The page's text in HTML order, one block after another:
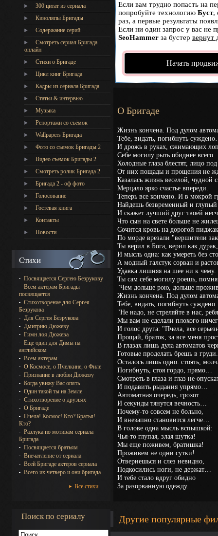
300 цитат из сериала
Киноляпы Бригады
Содержание серий
Смотреть сериал Бригада
онлайн
Стихи о Бригаде
Цикл книг Бригада
Кадры из сериала Бригада
Статьи & интервью
Музыка
Репортажи со съёмок
Wallpapers Бригада
Фото со съемок Бригады 2
Видео съемок Бригады 2
Cмотреть ролик Бригада 2
Бригада 2 - оф фото
Голосование
Гостевая книга
Контакты
Новости
Стихи
Посвящается Сергею Безрукову
Всем актерам Бригады
посвящается
Стихотворение для Сергея
Безрукова
Для Сергея Безрукова
Дмитрию Дюжеву
Гимн лоя Дюжева
Еще один для Димы на
английском
Всем актерам
О Космосе, о Пчелкине, о Филе
Признание в любви Дюжеву
Когда увижу Вас опять
Один такой ты на Земле
Стихотворение о друзьях
О Бригаде
Пчела! Космос! Кто? Братья!
Кто?
Разлука по мотивам сериала
Бригада
Посвящается братьям
Впечатление от сериала
Всей Бригаде актеров сериала
Всего их четверо и они бригада
Все стихи
Поиск по сериалу
Если вам трудно попасть на
попробуйте технологию Буст,
раз, а первые результаты
Если ни один запрос у вас не
SeoHammer за бустер вернут
Начать
О Бригаде
Жизнь кончена. Под дулом
Тебе, видать, погибнуть
И дрожь в руках, сжимающих
Себе могилу рыть обиднее
Холодные глаза блестят, лицо
От них пощады и прощения не
Казалась жизнь веселой, чудной
Мерцало ярко счастье впереди.
Теперь все кончено. И в мокрой
Найдешь безвременный и
И скажет лучший друг твоей
Что сын на свете больше не
Сочится кровь на дорогой
По морде врезали "вершители
Ты верил в Бога, верил как дурак,
И мысль одна: как умереть без
А модный галстук сорван и
Удавка лишняя на шее ни к чему.
Ты сам себе могилу роешь,
"Чем дольше рою, дольше
Жизнь кончена. Под дулом
Тебе, видать, погибнуть суждено.
"Не надо, не стреляйте в нас,
Мы вам не сделали плохого
И голос друга: "Пчела, все
Прощай, браток, за все меня
В глазах лишь дула автоматов
Готовые проделать брешь в груди.
Осталось лишь одно: стоять,
Погибнуть, стоя гордо, прямо…
Смотреть в глаза и глаз не
И подавить рыдания упрямо…
Автоматная очередь, грохот…
И секунды тянутся вечность…
Почему-то совсем не больно,
И внезапно становится легче…
В голове одна мысль вспышкой:
Чья-то глупая, злая шутка!
Мы еще поживем, братишка!
Проживем не одни сутки!
Отвернешься и слез невидно,
Подкосились ноги, не держат…
И тебе стало вдруг обидно
За разорванную одежду.
Другие популярные